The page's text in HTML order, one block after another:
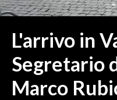
OGLIASTRA
ITALIA
MONDO
L'arrivo in
Segretario
Marco